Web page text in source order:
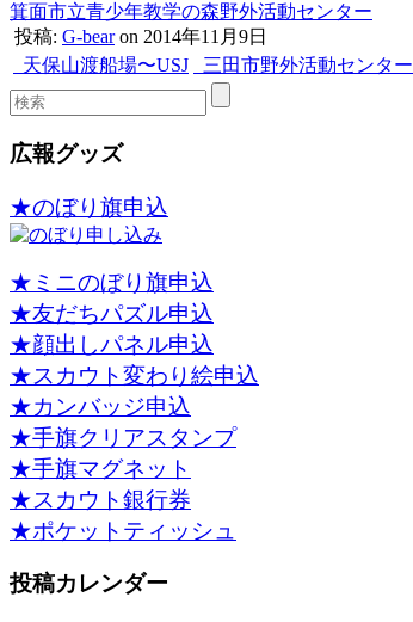
箕面市立青少年教学の森野外活動センター
投稿: G-bearon 2014年11月9日
天保山渡船場〜USJ
三田市野外活動センター
広報グッズ
★のぼり旗申込
★ミニのぼり旗申込
★友だちパズル申込
★顔出しパネル申込
★スカウト変わり絵申込
★カンバッジ申込
★手旗クリアスタンプ
★手旗マグネット
★スカウト銀行券
★ポケットティッシュ
投稿カレンダー